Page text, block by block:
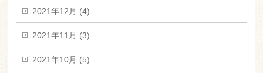
2021年12月 (4)
2021年11月 (3)
2021年10月 (5)